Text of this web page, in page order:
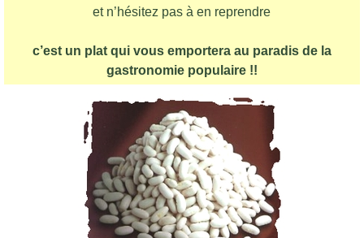
et n’hésitez pas à en reprendre
c’est un plat qui vous emportera au paradis de la
gastronomie populaire !!